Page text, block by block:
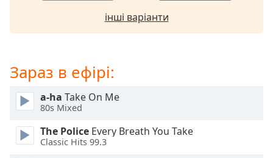
window.
cancel
close
window.
інші варіанти
Зараз в ефірі:
a-ha Take On Me
80s Mixed
The Police Every Breath You Take
Classic Hits 99.3